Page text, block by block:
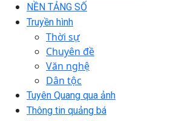
NỀN TẢNG SỐ
Truyền hình
Thời sự
Chuyên đề
Văn nghệ
Dân tộc
Tuyên Quang qua ảnh
Thông tin quảng bá